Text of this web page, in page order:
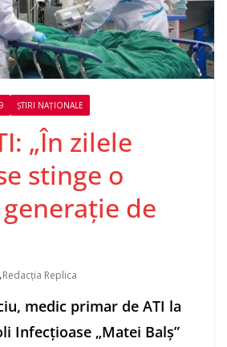
ȘTIRI NAȚIONALE
„În zilele
stinge o
de
Redacția Replica
medic primar de ATI la
Infecţioase „Matei Balş”